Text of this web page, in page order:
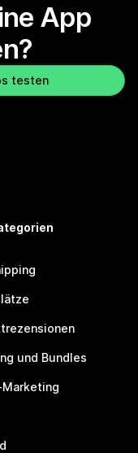
App
testen
und Bundles